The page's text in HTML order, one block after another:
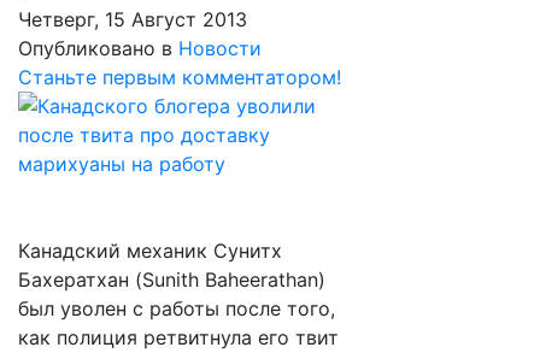
Четверг, 15 Август 2013
Опубликовано в Новости
Станьте первым комментатором!
Канадский механик Сунитх
Бахератхан (Sunith Baheerathan)
был уволен с работы после того,
как полиция ретвитнула его твит